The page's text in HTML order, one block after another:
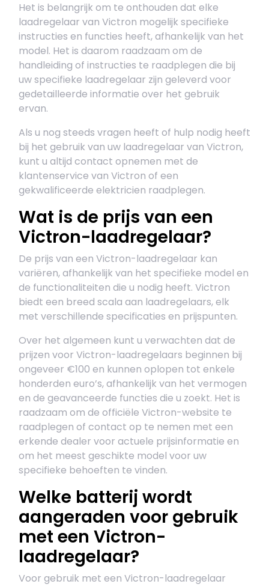
Het is belangrijk om te onthouden dat elke
laadregelaar van Victron mogelijk specifieke
instructies en functies heeft, afhankelijk van het
model. Het is daarom raadzaam om de
handleiding of instructies te raadplegen die bij
uw specifieke laadregelaar zijn geleverd voor
gedetailleerde informatie over het gebruik
ervan.
Als u nog steeds vragen heeft of hulp nodig heeft
bij het gebruik van uw laadregelaar van Victron,
kunt u altijd contact opnemen met de
klantenservice van Victron of een
gekwalificeerde elektricien raadplegen.
Wat is de prijs van een
Victron-laadregelaar?
De prijs van een Victron-laadregelaar kan
variëren, afhankelijk van het specifieke model en
de functionaliteiten die u nodig heeft. Victron
biedt een breed scala aan laadregelaars, elk
met verschillende specificaties en prijspunten.
Over het algemeen kunt u verwachten dat de
prijzen voor Victron-laadregelaars beginnen bij
ongeveer €100 en kunnen oplopen tot enkele
honderden euro’s, afhankelijk van het vermogen
en de geavanceerde functies die u zoekt. Het is
raadzaam om de officiële Victron-website te
raadplegen of contact op te nemen met een
erkende dealer voor actuele prijsinformatie en
om het meest geschikte model voor uw
specifieke behoeften te vinden.
Welke batterij wordt
aangeraden voor gebruik
met een Victron-
laadregelaar?
Voor gebruik met een Victron-laadregelaar